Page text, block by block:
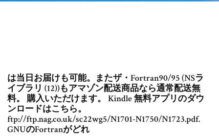
は当日お届けも可能。またザ・Fortran90/95 (NSラ
イブラリ (12))もアマゾン配送商品なら通常配送無
料。 購入いただけます。 Kindle 無料アプリのダウ
ンロードはこちら。
ftp://ftp.nag.co.uk/sc22wg5/N1701-N1750/N1723.pdf.
GNUのFortranがどれ